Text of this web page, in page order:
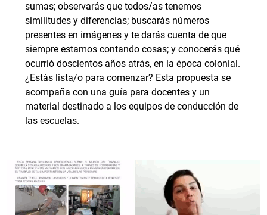
sumas; observarás que todos/as tenemos
similitudes y diferencias; buscarás números
presentes en imágenes y te darás cuenta de que
siempre estamos contando cosas; y conocerás qué
ocurrió doscientos años atrás, en la época colonial.
¿Estás lista/o para comenzar? Esta propuesta se
acompaña con una guía para docentes y un
material destinado a los equipos de conducción de
las escuelas.